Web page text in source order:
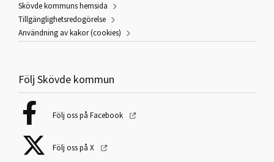
Skövde kommuns hemsida
Tillgänglighetsredogörelse
Användning av kakor (cookies)
Följ Skövde kommun
Följ oss på Facebook
Följ oss på X